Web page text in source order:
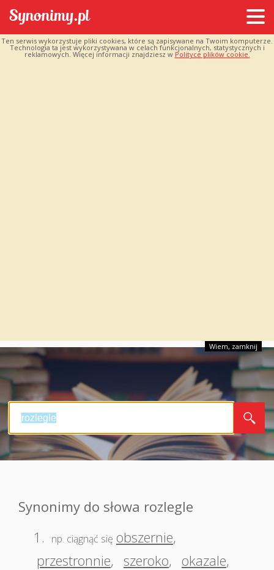
Ten serwis wykorzystuje pliki cookies, które są zapisywane na Twoim komputerze.
Technologia ta jest wykorzystywana w celach funkcjonalnych, statystycznych i
reklamowych. Więcej informacji znajdziesz w Polityce plików cookie.
Wiem, zamknij
Synonimy do słowa rozlegle
1.
np. ciągnąć się obszernie,
przestronnie, szeroko, okazale,